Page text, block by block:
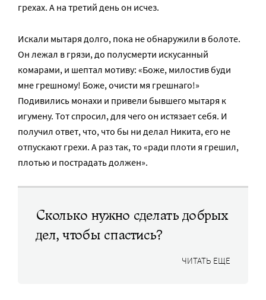
грехах. А на третий день он исчез.
Искали мытаря долго, пока не обнаружили в болоте.
Он лежал в грязи, до полусмерти искусанный
комарами, и шептал мотиву: «Боже, милостив буди
мне грешному! Боже, очисти мя грешнаго!»
Подивились монахи и привели бывшего мытаря к
игумену. Тот спросил, для чего он истязает себя. И
получил ответ, что, что бы ни делал Никита, его не
отпускают грехи. А раз так, то «ради плоти я грешил,
плотью и пострадать должен».
Сколько нужно сделать добрых
дел, чтобы спастись?
ЧИТАТЬ ЕЩЕ